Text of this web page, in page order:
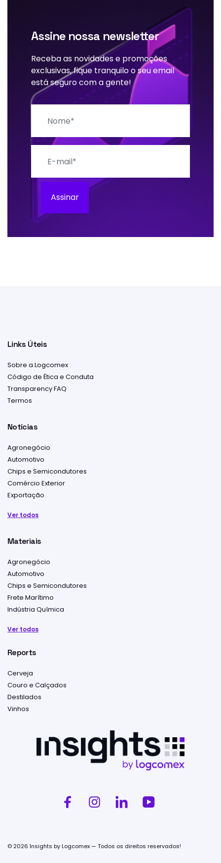
Assine nossa newsletter
Receba as novidades e promoções
exclusivas, fique tranquilo o seu email
está seguro com a gente!
Assinar
Links Úteis
Sobre a Logcomex
Código de Ética e Conduta
Transparency FAQ
Termos
Notícias
Agronegócio
Automotivo
Chips e Semicondutores
Comércio Exterior
Exportação
Ver todos
Materiais
Agronegócio
Automotivo
Chips e Semicondutores
Frete Marítimo
Indústria Química
Ver todos
Reports
Cerveja
Couro e Calçados
Destilados
Vinhos
© 2026 Insights by Logcomex — Todos os direitos reservados!